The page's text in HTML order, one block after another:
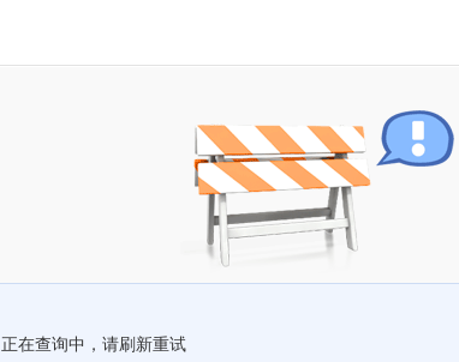
正在查询中，请刷新重试